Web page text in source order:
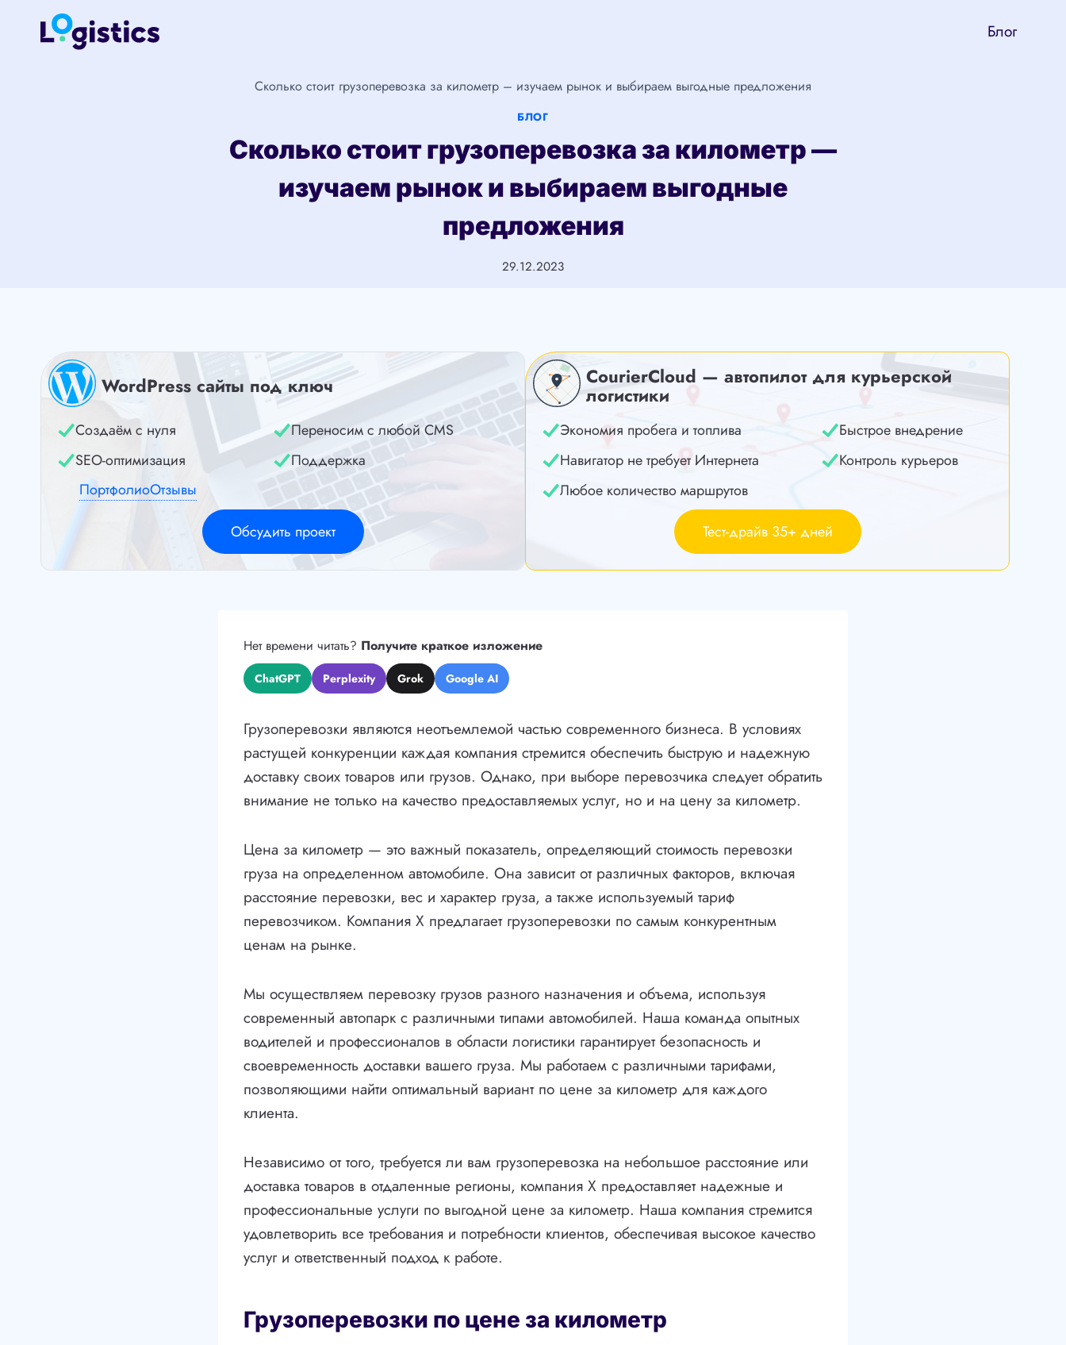
Перейти
Блог
Сколько стоит грузоперевозка за километр – изучаем рынок и выбираем выгодные предложения
БЛОГ
Сколько стоит грузоперевозка за километр —
изучаем рынок и выбираем выгодные
предложения
29.12.2023
WordPress сайты под ключ
Создаём с нуля
Переносим с любой CMS
SEO-оптимизация
Поддержка
ПортфолиоОтзывы
Обсудить проект
CourierCloud — автопилот для курьерской
логистики
Экономия пробега и топлива
Быстрое внедрение
Навигатор не требует Интернета
Контроль курьеров
Любое количество маршрутов
Тест-драйв 35+ дней
Нет времени читать? Получите краткое изложение
ChatGPT Perplexity Grok Google AI
Грузоперевозки являются неотъемлемой частью современного бизнеса. В условиях
растущей конкуренции каждая компания стремится обеспечить быструю и надежную
доставку своих товаров или грузов. Однако, при выборе перевозчика следует обратить
внимание не только на качество предоставляемых услуг, но и на цену за километр.
Цена за километр — это важный показатель, определяющий стоимость перевозки
груза на определенном автомобиле. Она зависит от различных факторов, включая
расстояние перевозки, вес и характер груза, а также используемый тариф
перевозчиком. Компания X предлагает грузоперевозки по самым конкурентным
ценам на рынке.
Мы осуществляем перевозку грузов разного назначения и объема, используя
современный автопарк с различными типами автомобилей. Наша команда опытных
водителей и профессионалов в области логистики гарантирует безопасность и
своевременность доставки вашего груза. Мы работаем с различными тарифами,
позволяющими найти оптимальный вариант по цене за километр для каждого
клиента.
Независимо от того, требуется ли вам грузоперевозка на небольшое расстояние или
доставка товаров в отдаленные регионы, компания X предоставляет надежные и
профессиональные услуги по выгодной цене за километр. Наша компания стремится
удовлетворить все требования и потребности клиентов, обеспечивая высокое качество
услуг и ответственный подход к работе.
Грузоперевозки по цене за километр